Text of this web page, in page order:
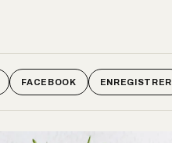
FACEBOOK ENREGISTRER